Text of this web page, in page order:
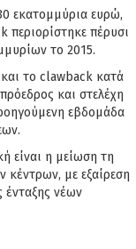
εκατομμύρια ευρώ,
περιορίστηκε πέρυσι
το 2015.
το clawback κατά
και στελέχη
εβδομάδα
είναι η μείωση τη
κέντρων, με εξαίρεση
ένταξης νέων